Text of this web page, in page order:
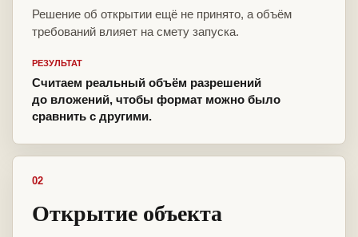
Решение об открытии ещё не принято, а объём
требований влияет на смету запуска.
РЕЗУЛЬТАТ
Считаем реальный объём разрешений
до вложений, чтобы формат можно было
сравнить с другими.
02
Открытие объекта